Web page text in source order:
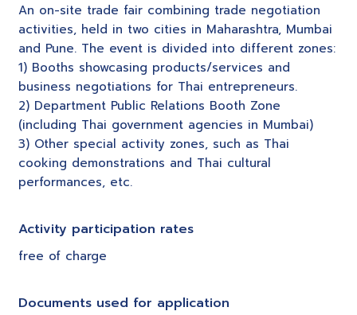
An on-site trade fair combining trade negotiation
activities, held in two cities in Maharashtra, Mumbai
and Pune. The event is divided into different zones:
1) Booths showcasing products/services and
business negotiations for Thai entrepreneurs.
2) Department Public Relations Booth Zone
(including Thai government agencies in Mumbai)
3) Other special activity zones, such as Thai
cooking demonstrations and Thai cultural
performances, etc.
Activity participation rates
free of charge
Documents used for application